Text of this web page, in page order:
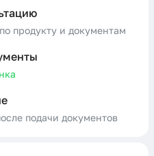
продукту и документам
подачи документов